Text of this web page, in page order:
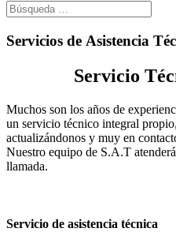
Servicios de Asistencia
Servicio
Muchos son los años de
un servicio técnico integral
actualizándonos y muy en
Nuestro equipo de S.A.T
llamada.
Servicio de asistencia técnica